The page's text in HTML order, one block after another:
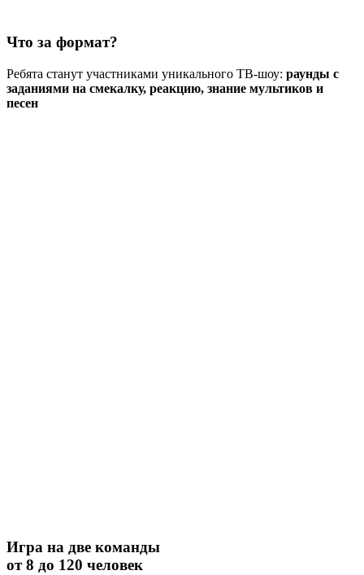
Что за формат?
Ребята станут участниками уникального ТВ-шоу: раунды с
заданиями на смекалку, реакцию, знание мультиков и
песен
Игра на две команды
от 8 до 120 человек